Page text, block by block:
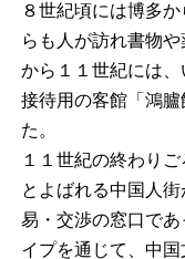
８世紀頃には博多
らも人が訪れ書物
から１１世紀には
接待用の客館「鴻
た。
１１世紀の終わり
とよばれる中国人
易・交渉の窓口で
イプを通じて、中国